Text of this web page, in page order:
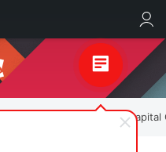
Роботов | Kalinka Capital